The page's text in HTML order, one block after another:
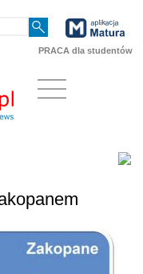
PRACA dla studentów